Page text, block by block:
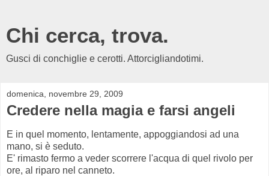
Chi cerca, trova.
Gusci di conchiglie e cerotti. Attorcigliandotimi.
domenica, novembre 29, 2009
Credere nella magia e farsi angeli
E in quel momento, lentamente, appoggiandosi ad una
mano, si è seduto.
E' rimasto fermo a veder scorrere l'acqua di quel rivolo per
ore, al riparo nel canneto.